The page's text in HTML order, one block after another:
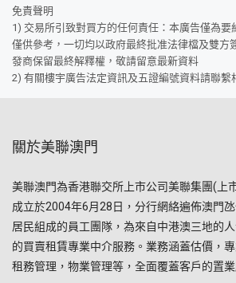
免責聲明
1) 交易所引致對買方的任何責任：本廣告僅為要
僅供參考，一切均以政府最終批准法律檔及雙方
發商保留最終解釋權，敬請留意最新資料
2) 有關樓宇廣告法定資訊及五證編號資料請聯繫
關於美聯澳門
美聯澳門為香港聯交所上市公司美聯集團(上
成立於2004年6月28日，分行網絡遍佈澳門
居民組成的員工團隊，為來自中港澳三地的
的買賣租賃專業中介服務。業務涵蓋估價，
租務管理，物業管理等，全面覆蓋客戶的置業